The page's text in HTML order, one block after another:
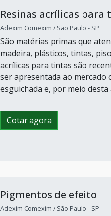
Resinas acrílicas para
Adexim Comexim / São Paulo - SP
São matérias primas que
madeira, plásticos, tintas,
acrílicas para tintas são
ser apresentada ao mercado
esguichada e, por meio desta
Cotar agora
Pigmentos de efeito
Adexim Comexim / São Paulo - SP